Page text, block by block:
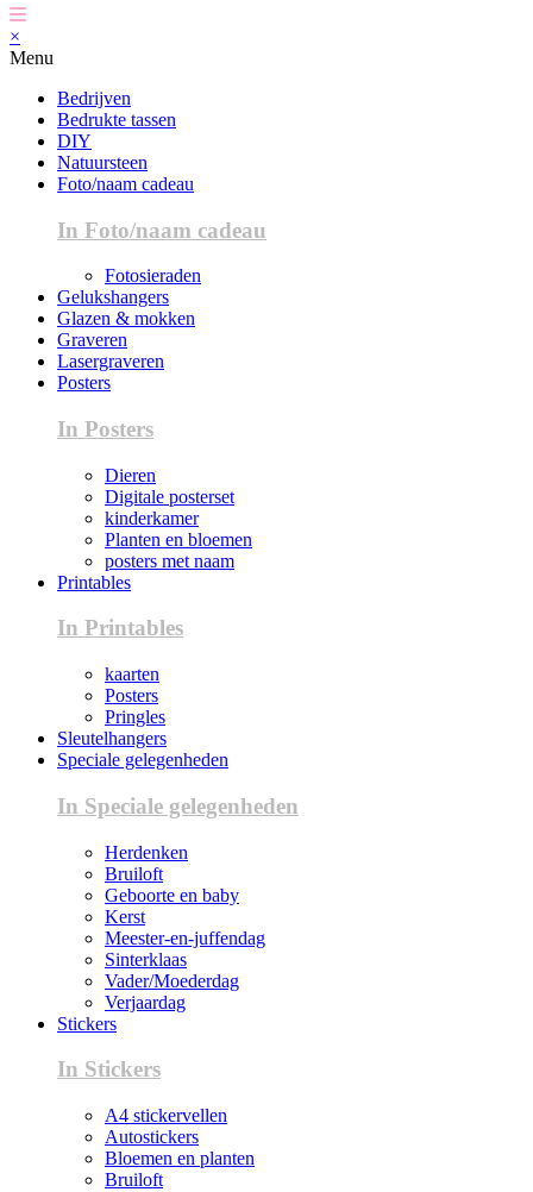
×
Menu
Bedrijven
Bedrukte tassen
DIY
Natuursteen
Foto/naam cadeau
In Foto/naam cadeau
Fotosieraden
Gelukshangers
Glazen & mokken
Graveren
Lasergraveren
Posters
In Posters
Dieren
Digitale posterset
kinderkamer
Planten en bloemen
posters met naam
Printables
In Printables
kaarten
Posters
Pringles
Sleutelhangers
Speciale gelegenheden
In Speciale gelegenheden
Herdenken
Bruiloft
Geboorte en baby
Kerst
Meester-en-juffendag
Sinterklaas
Vader/Moederdag
Verjaardag
Stickers
In Stickers
A4 stickervellen
Autostickers
Bloemen en planten
Bruiloft